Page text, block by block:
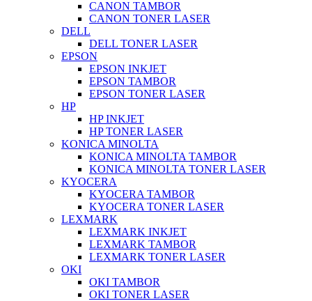
CANON TAMBOR
CANON TONER LASER
DELL
DELL TONER LASER
EPSON
EPSON INKJET
EPSON TAMBOR
EPSON TONER LASER
HP
HP INKJET
HP TONER LASER
KONICA MINOLTA
KONICA MINOLTA TAMBOR
KONICA MINOLTA TONER LASER
KYOCERA
KYOCERA TAMBOR
KYOCERA TONER LASER
LEXMARK
LEXMARK INKJET
LEXMARK TAMBOR
LEXMARK TONER LASER
OKI
OKI TAMBOR
OKI TONER LASER